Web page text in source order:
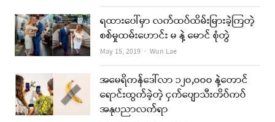
ရထားပေါ်မှာ လက်ထပ်ထိမ်းမြားခဲ့ကြတဲ့
စစ်မှုထမ်းဟောင်း မ နဲ့ မောင် စုံတွဲ
May 15, 2019 Author
Wun Lae
အမေရိကန်ဒေါ်လာ ၁၂၀,၀၀၀ နဲ့တောင်
ရောင်းထွက်ခဲ့တဲ့ ငှက်ပျောသီးတိပ်ကပ်
အနုပညာလက်ရာ